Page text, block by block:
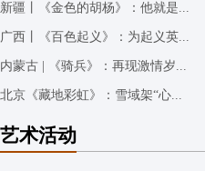
新疆丨《金色的胡杨》：他就是...
广西丨《百色起义》：为起义英...
内蒙古 | 《骑兵》：再现激情岁...
北京《藏地彩虹》：雪域架“心...
艺术活动